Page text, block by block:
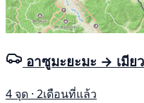
อาซูมะยะมะ → เมีย
4 จุด · 2เดือนที่แล้ว